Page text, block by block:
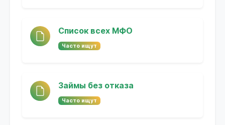
Список всех МФО
Часто ищут
Займы без отказа
Часто ищут